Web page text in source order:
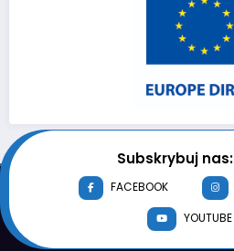
Subskrybuj nas:
FACEBOOK
YOUTUBE